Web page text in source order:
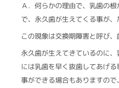
Ａ．何らかの理由で、乳歯の
で、永久歯が生えてくる事が、
この現象は交換期障害と呼び、
永久歯が生えてきているのに
には乳歯を早く抜歯してあげ
事ができる場合もありますの